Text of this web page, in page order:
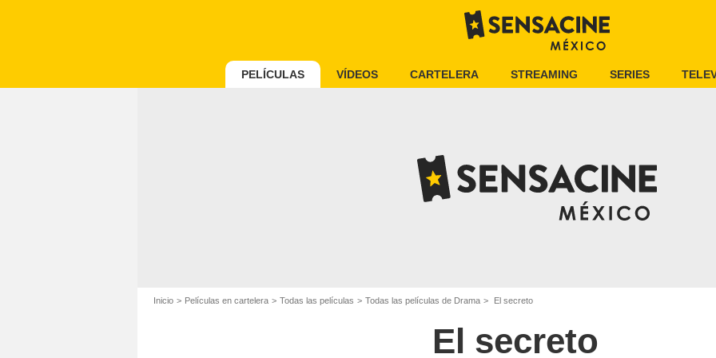
PELÍCULAS VÍDEOS CARTELERA STREAMING SERIES
Inicio Películas en cartelera Todas las películas Todas las películas de Drama El secreto
El secreto